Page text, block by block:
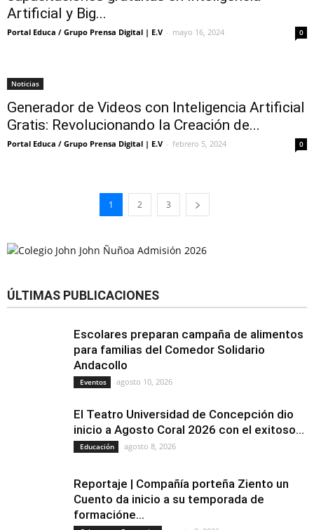
Artificial y Big...
Portal Educa / Grupo Prensa Digital | E.V - mayo 16, 2024 0
Noticias
Generador de Videos con Inteligencia Artificial
Gratis: Revolucionando la Creación de...
Portal Educa / Grupo Prensa Digital | E.V - febrero 5, 2024 0
1 2 3
ÚLTIMAS PUBLICACIONES
Escolares preparan campaña de alimentos
para familias del Comedor Solidario
Andacollo
Eventos agosto 10, 2026
El Teatro Universidad de Concepción dio
inicio a Agosto Coral 2026 con el exitoso...
Educación agosto 8, 2026
Reportaje | Compañía porteña Ziento un
Cuento da inicio a su temporada de
formacióne...